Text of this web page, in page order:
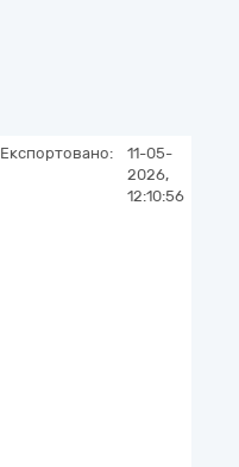
Експортовано:
11-05-
2026,
12:10:56